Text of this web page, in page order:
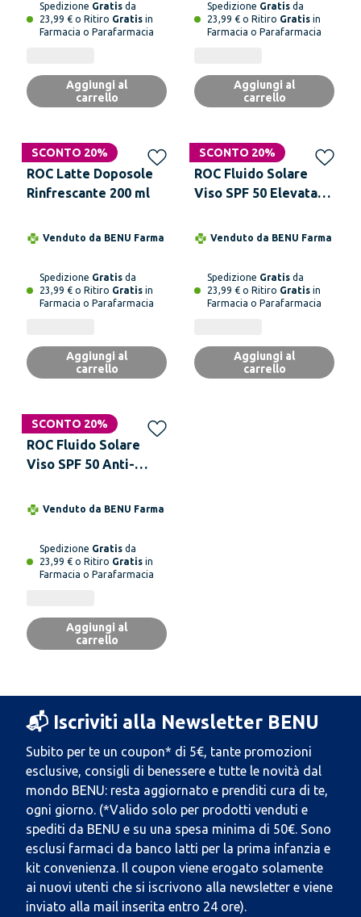
Spedizione Gratis da
23,99 € o Ritiro Gratis in
Farmacia o Parafarmacia
Aggiungi al
carrello
Spedizione Gratis da
23,99 € o Ritiro Gratis in
Farmacia o Parafarmacia
Aggiungi al
carrello
SCONTO 20%
Solo online
ROC Latte Doposole
Rinfrescante 200 ml
Venduto da BENU Farma
Spedizione Gratis da
23,99 € o Ritiro Gratis in
Farmacia o Parafarmacia
Aggiungi al
carrello
SCONTO 20%
Solo online
ROC Fluido Solare
Viso SPF 50 Elevata
Venduto da BENU Farma
Spedizione Gratis da
23,99 € o Ritiro Gratis in
Farmacia o Parafarmacia
Aggiungi al
carrello
SCONTO 20%
Solo online
ROC Fluido Solare
Viso SPF 50 Anti-
Venduto da BENU Farma
Spedizione Gratis da
23,99 € o Ritiro Gratis in
Farmacia o Parafarmacia
Aggiungi al
carrello
📬 Iscriviti alla Newsletter BENU
Subito per te un coupon* di 5€, tante promozioni
esclusive, consigli di benessere e tutte le novità dal
mondo BENU: resta aggiornato e prenditi cura di te,
ogni giorno. (*Valido solo per prodotti venduti e
spediti da BENU e su una spesa minima di 50€. Sono
esclusi farmaci da banco latti per la prima infanzia e
kit convenienza. Il coupon viene erogato solamente
ai nuovi utenti che si iscrivono alla newsletter e viene
inviato alla mail inserita entro 24 ore).